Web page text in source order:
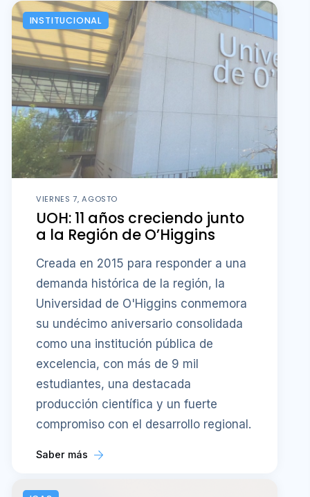
INSTITUCIONAL
VIERNES 7, AGOSTO
UOH: 11 años creciendo junto
a la Región de O’Higgins
Creada en 2015 para responder a una
demanda histórica de la región, la
Universidad de O'Higgins conmemora
su undécimo aniversario consolidada
como una institución pública de
excelencia, con más de 9 mil
estudiantes, una destacada
producción científica y un fuerte
compromiso con el desarrollo regional.
Saber más